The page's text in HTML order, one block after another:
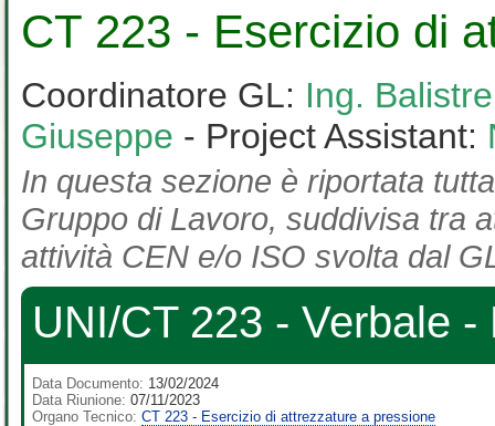
CT 223 - Esercizio di
Coordinatore GL: Ing.
Giuseppe - Project Assistant:
In questa sezione è riportata
Gruppo di Lavoro, suddivisa tra
attività CEN e/o ISO svolta dal
UNI/CT 223 - Verbale
Data Documento: 13/02/2024
Data Riunione: 07/11/2023
Organo Tecnico: CT 223 - Esercizio di attrezzature a pressione